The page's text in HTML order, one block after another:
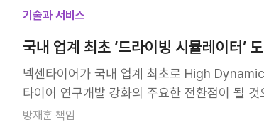
니다. 특히 중국 대표 전기차 제조사인 BYD와
지 유통사와 협업하며 고객 접점을 확대하고
타이어 시장은 최종 소비자와의 직접적인 접
환으로 중국 현지 유통사 경영진을 마곡 중앙
월에는 중국 우수 대리상 임직원 60여 명을 초
기술과 서비스
국내 업계 최초 ‘드라이빙 시뮬레이터’
넥센타이어가 국내 업계 최초로 High Dynamic
타이어 연구개발 강화의 주요한 전환점이 될
질지, 바로 알려드릴게요😊 실제 주행 환경을
방재훈 책임